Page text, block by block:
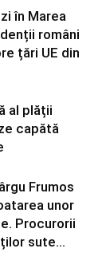
în Marea
români
țări UE din
al plății
capătă
Frumos
unor
Procurorii
sute...